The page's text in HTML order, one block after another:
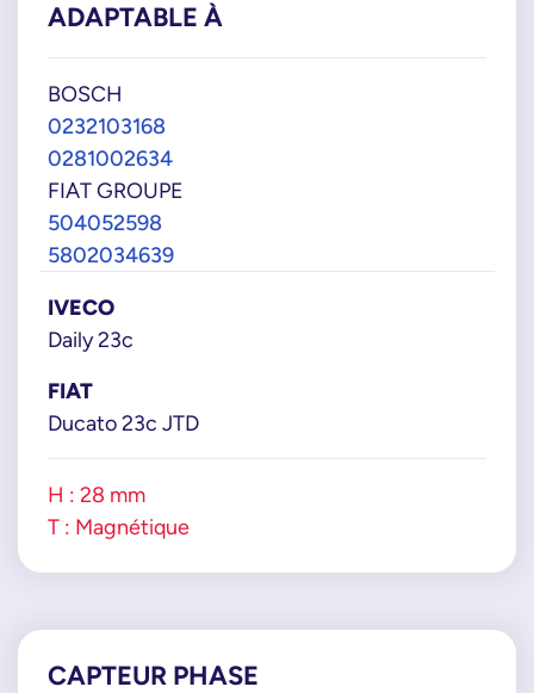
ADAPTABLE À
BOSCH
0232103168
0281002634
FIAT GROUPE
504052598
5802034639
IVECO
Daily 23c
FIAT
Ducato 23c JTD
H : 28 mm
T : Magnétique
CAPTEUR PHASE